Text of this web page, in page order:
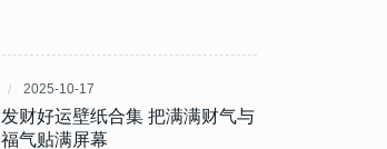
2025-10-17
发财好运壁纸合集 把满满财气与
福气贴满屏幕